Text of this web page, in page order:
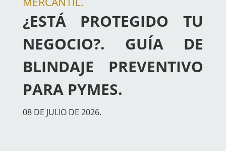
¿ESTÁ PROTEGIDO TU
NEGOCIO?. GUÍA DE
BLINDAJE PREVENTIVO
PARA PYMES.
08 DE JULIO DE 2026.